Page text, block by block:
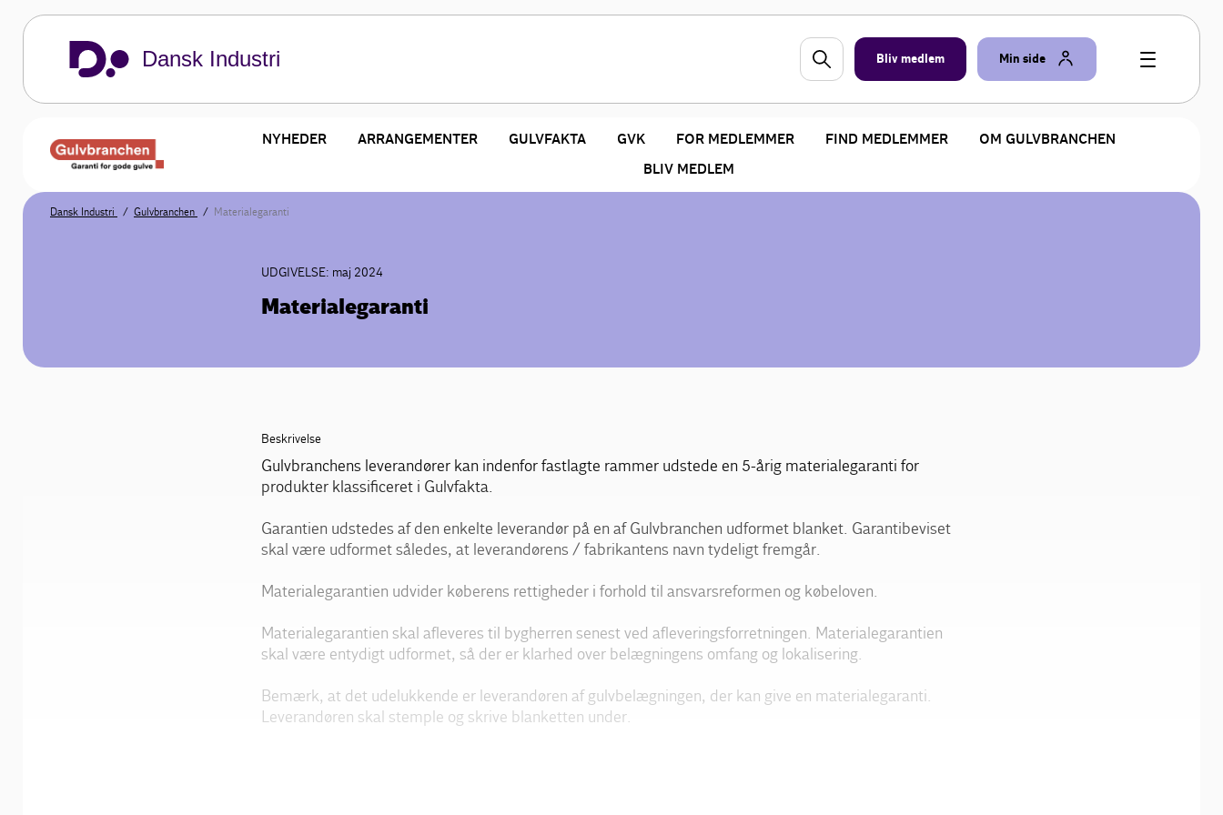
Dansk Industri Bliv medlem Min side
NYHEDER ARRANGEMENTER GULVFAKTA GVK FOR MEDLEMMER FIND MEDLEMMER
OM GULVBRANCHEN
BLIV MEDLEM
Dansk Industri Gulvbranchen Materialegaranti
UDGIVELSE: maj 2024
Materialegaranti
Beskrivelse
Gulvbranchens leverandører kan indenfor fastlagte rammer udstede en 5-årig materialegaranti for
produkter klassificeret i Gulvfakta.
Garantien udstedes af den enkelte leverandør på en af Gulvbranchen udformet blanket. Garantibeviset
skal være udformet således, at leverandørens / fabrikantens navn tydeligt fremgår.
Materialegarantien udvider køberens rettigheder i forhold til ansvarsreformen og købeloven.
Materialegarantien skal afleveres til bygherren senest ved afleveringsforretningen. Materialegarantien
skal være entydigt udformet, så der er klarhed over belægningens omfang og lokalisering.
Bemærk, at det udelukkende er leverandøren af gulvbelægningen, der kan give en materialegaranti.
Leverandøren skal stemple og skrive blanketten under.